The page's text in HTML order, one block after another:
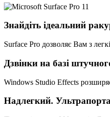
Знайдіть ідеальний
Surface Pro дозволяє Вам з
Дзвінки на базі
Windows Studio Effects
Надлегкий.